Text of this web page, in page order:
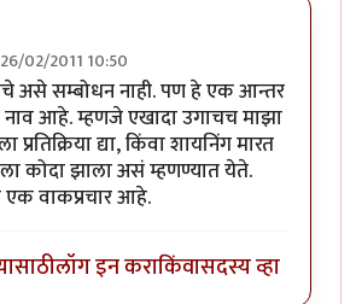
02/2011 10:50
महिन्यांत ब-याच शंकाbyगवि
असे सम्बोधन नाही. पण हे एक आन्तर
नाव आहे. म्हणजे एखादा उगाचच माझा
द्या, किंवा शायनिंग मारत
कोदा झाला असं म्हणण्यात येते.
एक वाकप्रचार आहे.
लॉग इन कराकिंवासदस्य व्हा